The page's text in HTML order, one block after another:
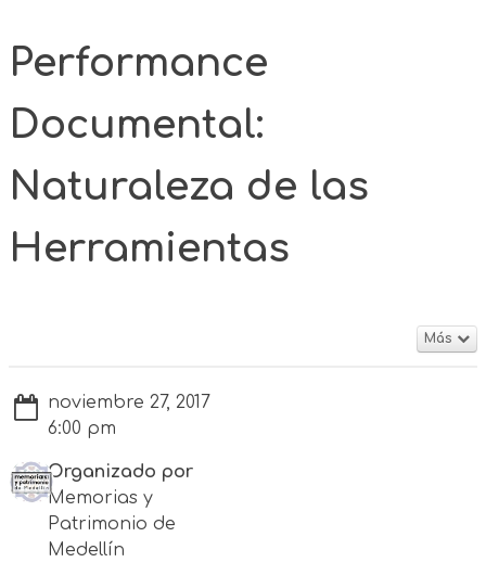
Performance
Documental:
Naturaleza de las
Herramientas
Más
noviembre 27, 2017
6:00 pm
Organizado por
Memorias y
Patrimonio de
Medellín